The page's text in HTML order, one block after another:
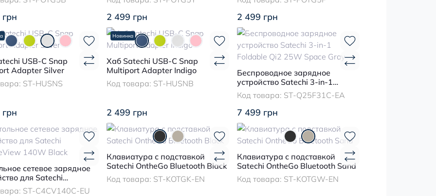
2 499 грн 2 499 грн
USB-C Snap
Adapter Silver
ST-HUSNS
Новинка
Хаб Satechi USB-C Snap
Multiport Adapter Indigo
Код товара: ST-HUSNB
2 499 грн
Беспроводное зарядное
устройство Satechi 3-in-1
Foldable Qi2 25W Space Gray
Код товара: ST-Q25F31C-EA
7 499 грн
сетевое зарядное
для Satechi
140W Black
ST-C4CV140C-EU
Клавиатура с подставкой
Satechi OntheGo Bluetooth Black
Код товара: ST-KOTGK-EN
Клавиатура с подставкой
Satechi OntheGo Bluetooth Sand
Код товара: ST-KOTGW-EN